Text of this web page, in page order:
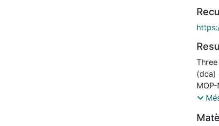
(dca)
(1),